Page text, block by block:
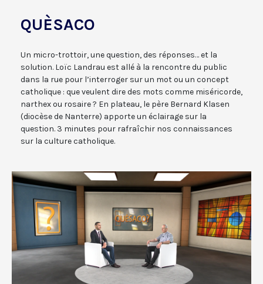
QUÈSACO
Un micro-trottoir, une question, des réponses… et la
solution. Loïc Landrau est allé à la rencontre du public
dans la rue pour l’interroger sur un mot ou un concept
catholique : que veulent dire des mots comme miséricorde,
narthex ou rosaire ? En plateau, le père Bernard Klasen
(diocèse de Nanterre) apporte un éclairage sur la
question. 3 minutes pour rafraîchir nos connaissances
sur la culture catholique.